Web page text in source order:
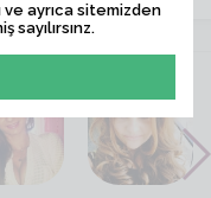
ve ayrıca sitemizden
sayılırsınz.